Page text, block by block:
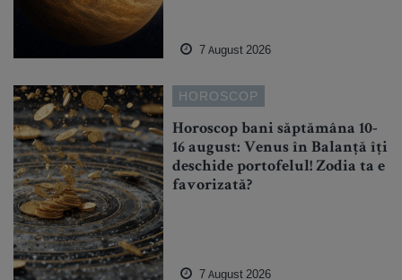
7 August 2026
HOROSCOP
Horoscop bani săptămâna 10-
16 august: Venus în Balanță îți
deschide portofelul! Zodia ta e
favorizată?
7 August 2026